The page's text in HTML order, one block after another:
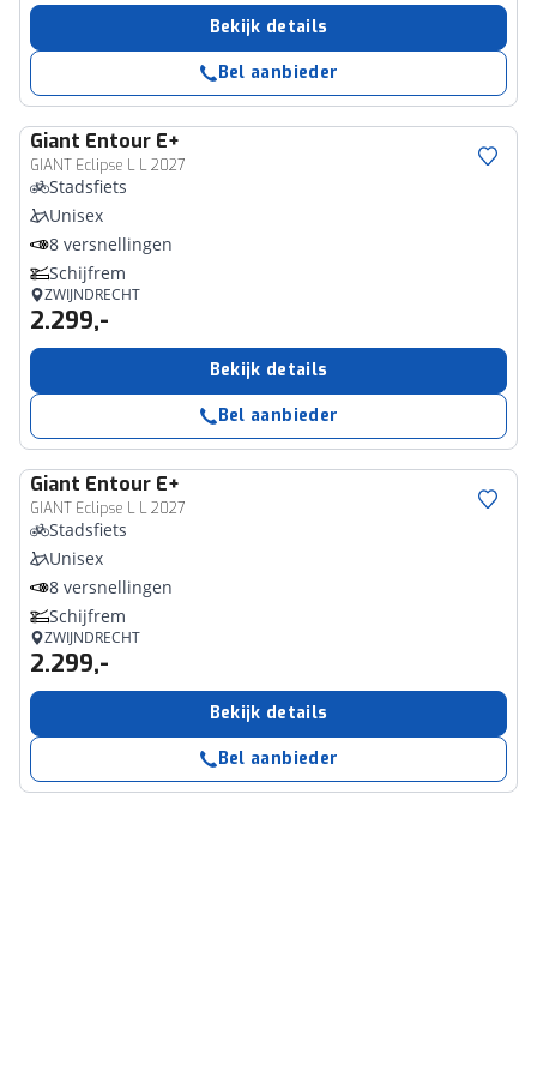
Bekijk details
Bel aanbieder
Giant Entour E+
GIANT Eclipse L L 2027
Stadsfiets
Unisex
8 versnellingen
Schijfrem
ZWIJNDRECHT
2.299,-
Bekijk details
Bel aanbieder
Giant Entour E+
GIANT Eclipse L L 2027
Stadsfiets
Unisex
8 versnellingen
Schijfrem
ZWIJNDRECHT
2.299,-
Bekijk details
Bel aanbieder